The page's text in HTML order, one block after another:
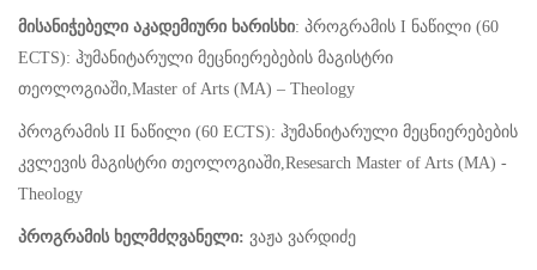
მისანიჭებელი აკადემიური ხარისხი: პროგრამის I ნაწილი (60
ECTS): ჰუმანიტარული მეცნიერებების მაგისტრი
თეოლოგიაში,Master of Arts (MA) – Theology
პროგრამის II ნაწილი (60 ECTS): ჰუმანიტარული მეცნიერებების
კვლევის მაგისტრი თეოლოგიაში,Resesarch Master of Arts (MA) -
Theology
პროგრამის ხელმძღვანელი: ვაჟა ვარდიძე